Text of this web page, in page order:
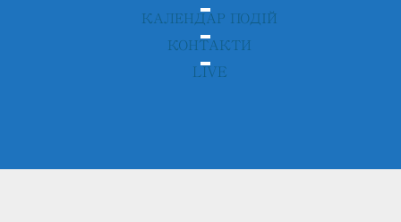
КАЛЕНДАР ПОДІЙ
КОНТАКТИ
LIVE